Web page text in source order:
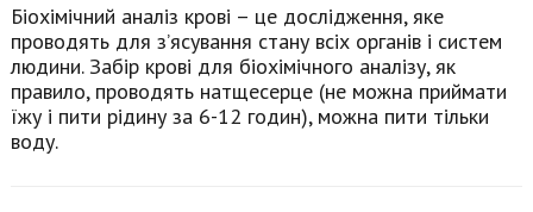
Біохімічний аналіз крові – це дослідження, яке
проводять для з’ясування стану всіх органів і систем
людини. Забір крові для біохімічного аналізу, як
правило, проводять натщесерце (не можна приймати
їжу і пити рідину за 6-12 годин), можна пити тільки
воду.